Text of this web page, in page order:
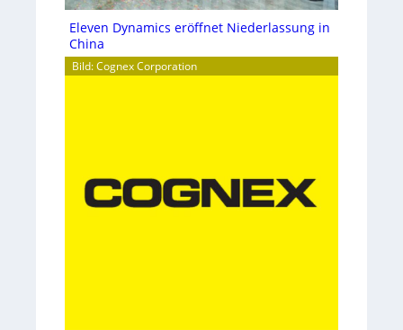
Eleven Dynamics eröffnet Niederlassung in
China
Bild: Cognex Corporation